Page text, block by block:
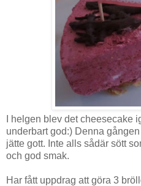
I helgen blev det cheesecake
underbart god:) Denna
jätte gott. Inte alls sådär sött
och god smak.
Har fått uppdrag att göra 3